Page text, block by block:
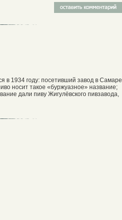
в 1934 году: посетивший завод в Самаре
носит такое «буржуазное» название;
дали пиву Жигулёвского пивзавода,